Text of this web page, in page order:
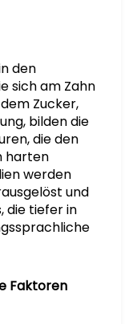
den
sich am Zahn
Zucker,
bilden die
die den
harten
werden
und
die tiefer in
Faktoren